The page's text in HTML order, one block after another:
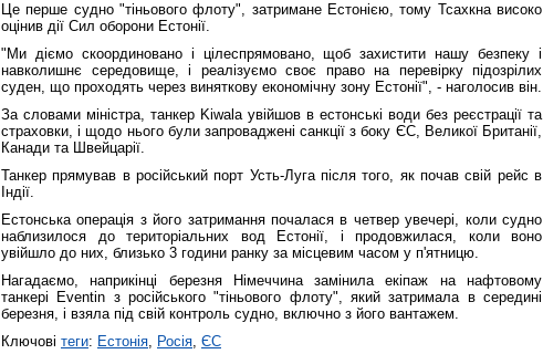
Це перше судно "тіньового флоту", затримане Естонією, тому Тсахкна високо
оцінив дії Сил оборони Естонії.
"Ми діємо скоординовано і цілеспрямовано, щоб захистити нашу безпеку і
навколишнє середовище, і реалізуємо своє право на перевірку підозрілих
суден, що проходять через виняткову економічну зону Естонії", - наголосив він.
За словами міністра, танкер Kiwala увійшов в естонські води без реєстрації та
страховки, і щодо нього були запроваджені санкції з боку ЄС, Великої Британії,
Канади та Швейцарії.
Танкер прямував в російський порт Усть-Луга після того, як почав свій рейс в
Індії.
Естонська операція з його затримання почалася в четвер увечері, коли судно
наблизилося до територіальних вод Естонії, і продовжилася, коли воно
увійшло до них, близько 3 години ранку за місцевим часом у п'ятницю.
Нагадаємо, наприкінці березня Німеччина замінила екіпаж на нафтовому
танкері Eventin з російського "тіньового флоту", який затримала в середині
березня, і взяла під свій контроль судно, включно з його вантажем.
Ключові теги: Естонія, Росія, ЄС